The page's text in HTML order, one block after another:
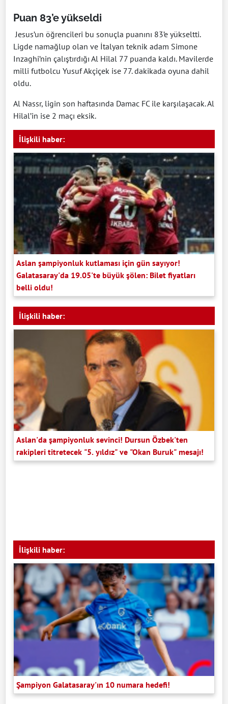
Puan 83’e yükseldi
Jesus’un öğrencileri bu sonuçla puanını 83’e yükseltti.
Ligde namağlup olan ve İtalyan teknik adam Simone
Inzaghi’nin çalıştırdığı Al Hilal 77 puanda kaldı. Mavilerde
milli futbolcu Yusuf Akçiçek ise 77. dakikada oyuna dahil
oldu.
Al Nassr, ligin son haftasında Damac FC ile karşılaşacak. Al
Hilal’in ise 2 maçı eksik.
İlişkili haber:
Aslan şampiyonluk kutlaması için gün sayıyor!
Galatasaray'da 19.05'te büyük şölen: Bilet fiyatları
belli oldu!
İlişkili haber:
Aslan'da şampiyonluk sevinci! Dursun Özbek'ten
rakipleri titretecek "5. yıldız" ve "Okan Buruk" mesajı!
İlişkili haber:
Şampiyon Galatasaray'ın 10 numara hedefi!